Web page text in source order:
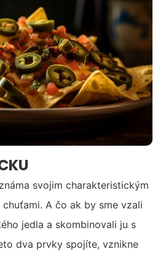
svojim charakteristickým
A čo ak by sme vzali
jedla a skombinovali ju s
dva prvky spojíte, vznikne